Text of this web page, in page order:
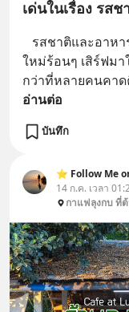
เด่นในเรื่อง รส
รสชาติและอา
ใหม่ร้อนๆ เสิร์ฟม
กว่าที่หลายคนคาด
อ่านต่อ
บันทึก
⭐️ Follow Me
14 ก.ค. เวลา
กาแฟลุงกบ ที่